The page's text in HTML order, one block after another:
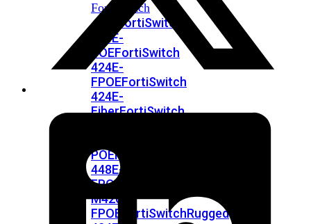
FortiSwitch
424E
FortiSwitch
424E-
POEFortiSwitch
424E-
FPOEFortiSwitch
424E-
FiberFortiSwitch
POEFortiSwitch
448E-
FPOE
M426E-
FPOE
FortiSwitchRugged